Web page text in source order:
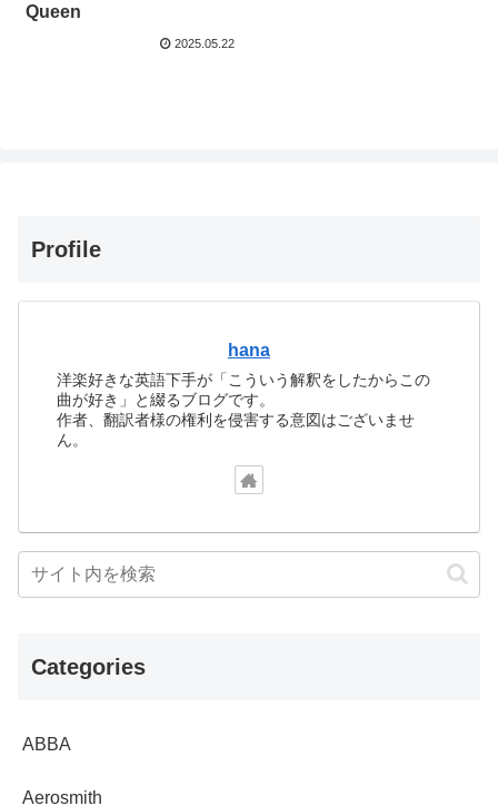
Queen
2025.05.22
Profile
hana
洋楽好きな英語下手が「こういう解釈をしたからこの
曲が好き」と綴るブログです。
作者、翻訳者様の権利を侵害する意図はございませ
ん。
Categories
ABBA
Aerosmith